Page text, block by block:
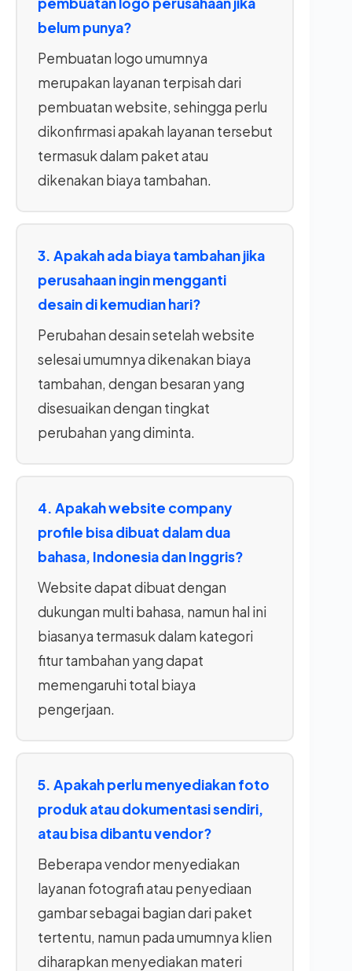
belum punya?
Pembuatan logo umumnya
merupakan layanan terpisah dari
pembuatan website, sehingga perlu
dikonfirmasi apakah layanan tersebut
termasuk dalam paket atau
dikenakan biaya tambahan.
3. Apakah ada biaya tambahan jika
perusahaan ingin mengganti
desain di kemudian hari?
Perubahan desain setelah website
selesai umumnya dikenakan biaya
tambahan, dengan besaran yang
disesuaikan dengan tingkat
perubahan yang diminta.
4. Apakah website company
profile bisa dibuat dalam dua
bahasa, Indonesia dan Inggris?
Website dapat dibuat dengan
dukungan multi bahasa, namun hal ini
biasanya termasuk dalam kategori
fitur tambahan yang dapat
memengaruhi total biaya
pengerjaan.
5. Apakah perlu menyediakan foto
produk atau dokumentasi sendiri,
atau bisa dibantu vendor?
Beberapa vendor menyediakan
layanan fotografi atau penyediaan
gambar sebagai bagian dari paket
tertentu, namun pada umumnya klien
diharapkan menyediakan materi